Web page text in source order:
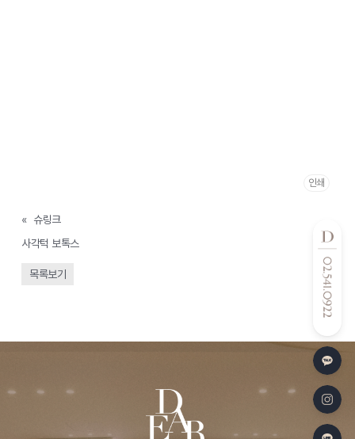
인쇄
« 슈링크
사각턱 보톡스
»
목록보기